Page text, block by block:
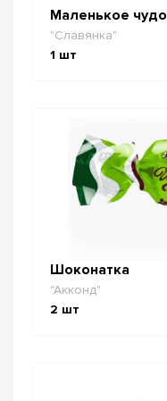
Маленькое чудо
"Славянка"
1 шт
Шоконатка
"Акконд"
2 шт